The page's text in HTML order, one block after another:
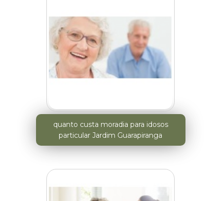
quanto custa moradia para idosos
particular Jardim Guarapiranga